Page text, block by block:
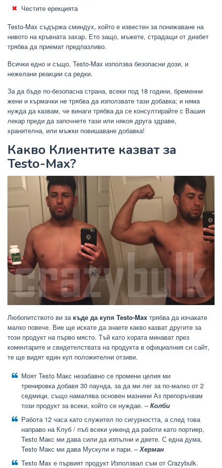
Честите ерекцията
Testo-Max съдържа сминдух, който е известен за понижаване на
нивото на кръвната захар. Ето защо, мъжете, страдащи от диабет
трябва да приемат предпазливо.
Всички едно и също, Testo-Max използва безопасни дози, и
нежелани реакции са редки.
За да бъде по-безопасна страна, всеки под 18 години, бременни
жени и кърмачки не трябва да използвате тази добавка; и няма
нужда да казвам, че винаги трябва да се консултирайте с Вашия
лекар преди да започнете тази или някоя друга здраве,
хранителна, или мъжки повишаване добавка!
Какво Клиентите казват за
Testo-Max?
Любопитството ви за къде да купя Testo-Max трябва да изчакате
малко повече. Вие ще искате да знаете какво казват другите за
този продукт на първо място. Тъй като хората минават през
коментарите и свидетелствата на продукта в официалния си сайт,
те ще видят един куп положителни отзиви.
Моят Testo Макс незабавно се промени целия ми
тренировка добавя 30 паунда, за да ми лег за по-малко от 2
седмици, също намалява основен мазнини Аз препоръчвам
този продукт за всеки, който се нуждае. –Колби
Работа 12 часа като служител по сигурността, а след това
направо на Клуб / пъб всеки уикенд да работи като портиер,
Testo Макс ми дава сили да изпълни и двете. С една дума,
Testo Макс ми дава Мускули и пари. –Херман
Testo Max е първият продукт Използвал съм от Crazybulk.